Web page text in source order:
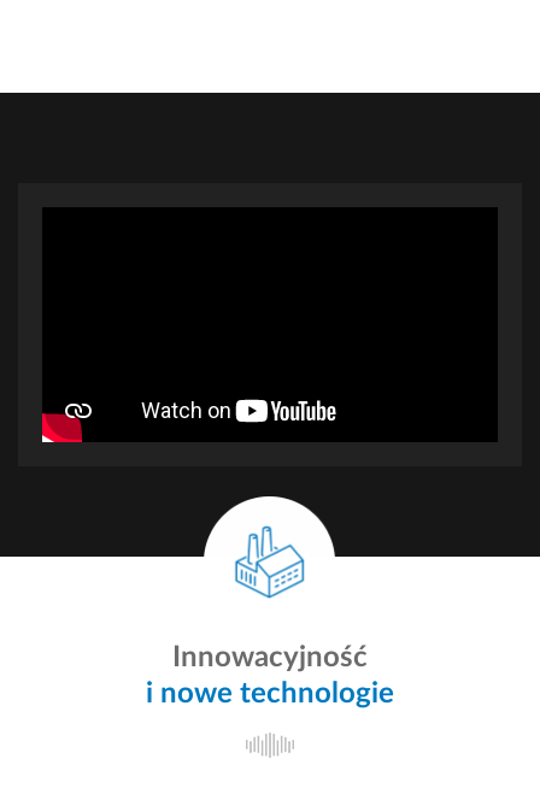
Innowacyjność
i nowe technologie
produkcyjnych
biometanownia
Defence & Space Kontrola jakości
Optymalizacja
Prefabrykacja